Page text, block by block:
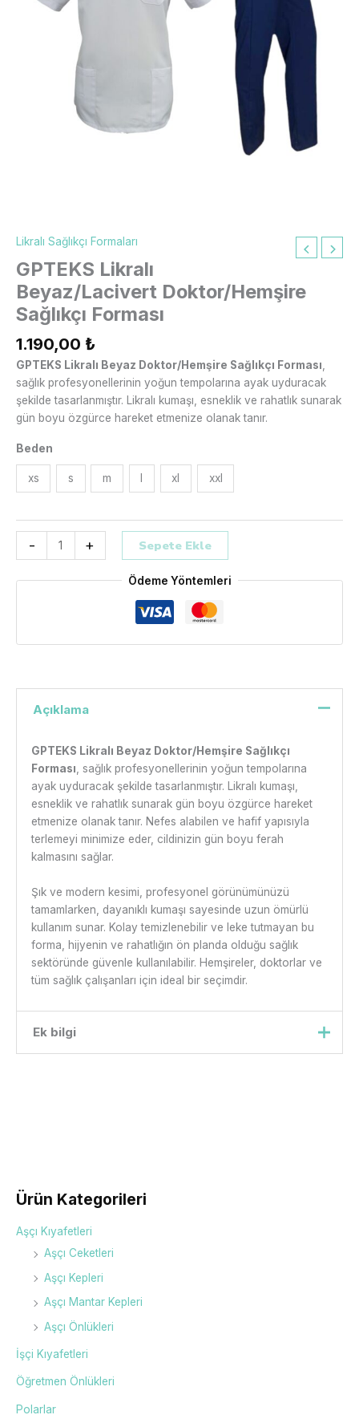
Ürün Kategorileri
Aşçı Kıyafetleri
Aşçı Ceketleri
Aşçı Kepleri
Aşçı Mantar Kepleri
Aşçı Önlükleri
İşçi Kıyafetleri
Öğretmen Önlükleri
Polarlar
Likralı Sağlıkçı Formaları
GPTEKS Likralı
Beyaz/Lacivert Doktor/Hemşire
Sağlıkçı Forması
1.190,00 ₺
GPTEKS Likralı Beyaz Doktor/Hemşire Sağlıkçı Forması
sağlık profesyonellerinin yoğun tempolarına ayak uyduracak
şekilde tasarlanmıştır. Likralı kumaşı, esneklik ve rahatlık sunarak
gün boyu özgürce hareket etmenize olanak tanır.
Beden
xs s m xl xxl
- + Sepete Ekle
Ödeme Yöntemleri
Açıklama
GPTEKS Likralı Beyaz Doktor/Hemşire Sağlıkçı
Forması , sağlık profesyonellerinin yoğun tempolarına
ayak uyduracak şekilde tasarlanmıştır. Likralı kumaşı,
esneklik ve rahatlık sunarak gün boyu özgürce hareket
etmenize olanak tanır. Nefes alabilen ve hafif yapısıyla
terlemeyi minimize eder, cildinizin gün boyu ferah
kalmasını sağlar.
Şık ve modern kesimi, profesyonel görünümünüzü
tamamlarken, dayanıklı kumaşı sayesinde uzun ömürlü
kullanım sunar. Kolay temizlenebilir ve leke tutmayan bu
forma, hijyenin ve rahatlığın ön planda olduğu sağlık
sektöründe güvenle kullanılabilir. Hemşireler, doktorlar ve
tüm sağlık çalışanları için ideal bir seçimdir.
Ek bilgi